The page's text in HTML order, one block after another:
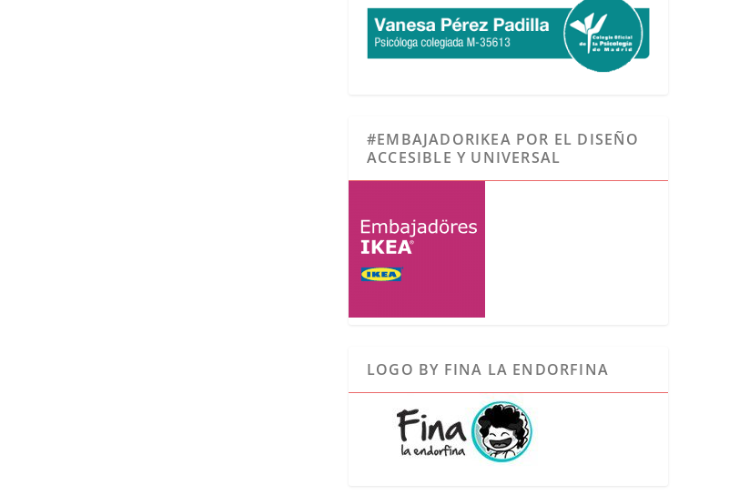
#EMBAJADORIKEA POR EL DISEÑO
ACCESIBLE Y UNIVERSAL
LOGO BY FINA LA ENDORFINA